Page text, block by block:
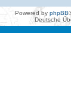
Powered by phpBB
Deutsche